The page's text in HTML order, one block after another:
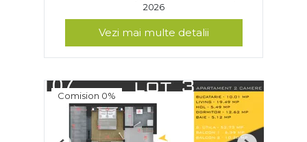
2026
Vezi mai multe detalii
Comision 0%